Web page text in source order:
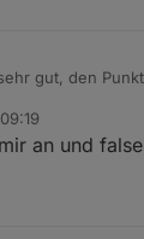
gut, den
das die Kamera
an und